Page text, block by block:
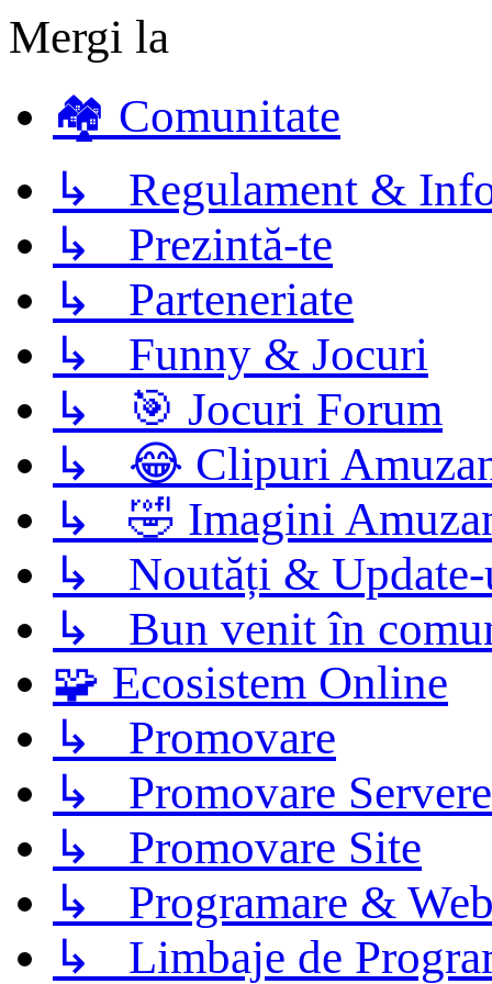
Mergi la
🏘️ Comunitate
↳ Regulament &
↳ Prezintă-te
↳ Parteneriate
↳ Funny & Jocuri
↳ 🎯 Jocuri Forum
↳ 😂 Clipuri
↳ 🤣 Imagini
↳ Noutăți &
↳ Bun venit în
🧩 Ecosistem Online
↳ Promovare
↳ Promovare Servere
↳ Promovare Site
↳ Programare &
↳ Limbaje de